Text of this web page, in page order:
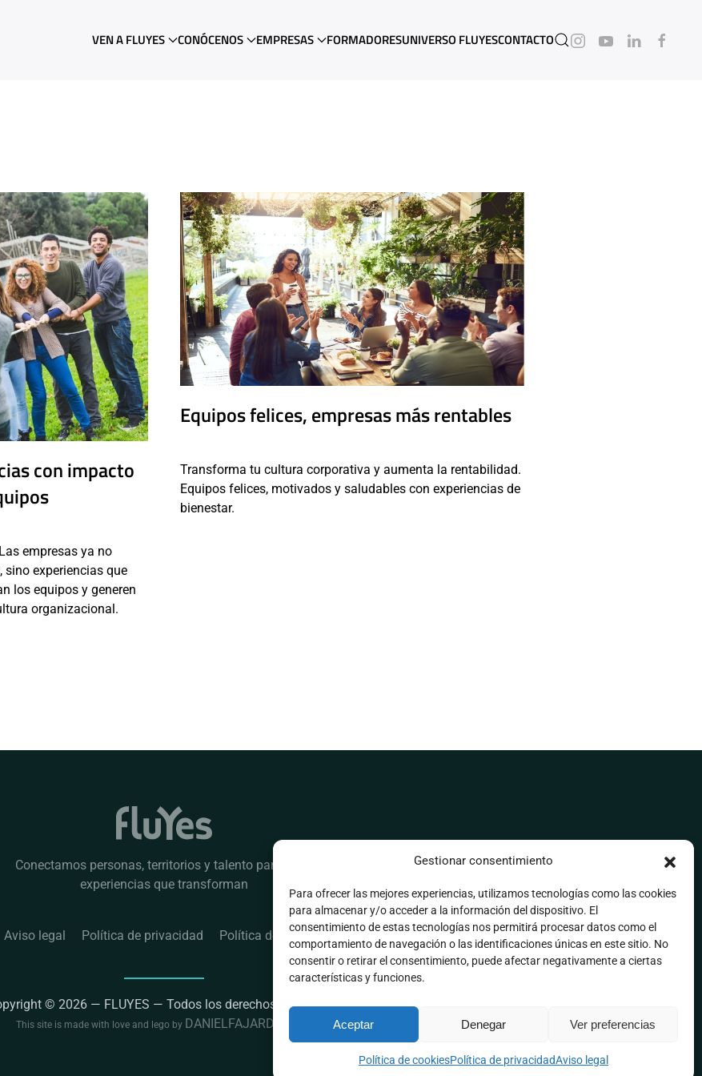
Gestionar consentimiento
Para ofrecer las mejores experiencias, utilizamos tecnologías como las cookies
para almacenar y/o acceder a la información del dispositivo. El
consentimiento de estas tecnologías nos permitirá procesar datos como el
comportamiento de navegación o las identificaciones únicas en este sitio. No
consentir o retirar el consentimiento, puede afectar negativamente a ciertas
características y funciones.
Aceptar Denegar Ver preferencias
Política de cookiesPolítica de privacidadAviso legal
VEN A FLUYES CONÓCENOS EMPRESAS FORMADORESUNIVERSO FLUYESCONTACTO
con impacto
empresas ya no
experiencias que
los equipos y generen
organizacional.
Equipos felices, empresas más rentables
Transforma tu cultura corporativa y aumenta la rentabilidad.
Equipos felices, motivados y saludables con experiencias de
bienestar.
Conectamos personas, territorios y talento para crear
experiencias que transforman
Aviso legal Política de privacidad Política de cookies
© 2026 — FLUYES — Todos los derechos reservados
This site is made with love and lego by DANIELFAJARDO